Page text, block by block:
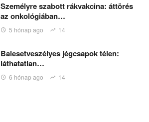
Személyre szabott rákvakcina: áttörés
az onkológiában…
5 hónap ago 14
Balesetveszélyes jégcsapok télen:
láthatatlan…
6 hónap ago 14